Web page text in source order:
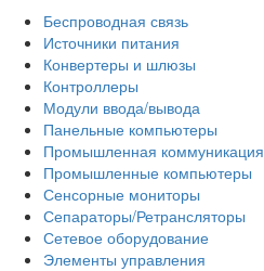
Беспроводная связь
Источники питания
Конвертеры и шлюзы
Контроллеры
Модули ввода/вывода
Панельные компьютеры
Промышленная коммуникация
Промышленные компьютеры
Сенсорные мониторы
Сепараторы/Ретрансляторы
Сетевое оборудование
Элементы управления